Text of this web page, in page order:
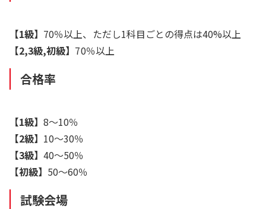
【1級】 70％以上、ただし1科目ごとの得点は40%以上
【2,3級,初級】 70％以上
合格率
【1級】8～10％
【2級】 10～30％
【3級】40～50％
【初級】 50～60％
試験会場